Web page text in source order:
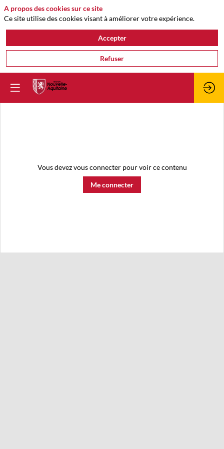
Vous devez vous connecter pour voir ce contenu
Me connecter
A propos des cookies sur ce site
Ce site utilise des cookies visant à améliorer votre expérience.
Accepter
Refuser